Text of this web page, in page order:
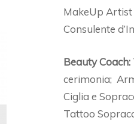
MakeUp Artist
Consulente
Beauty Coach:
cerimonia;
Ciglia e
Tattoo